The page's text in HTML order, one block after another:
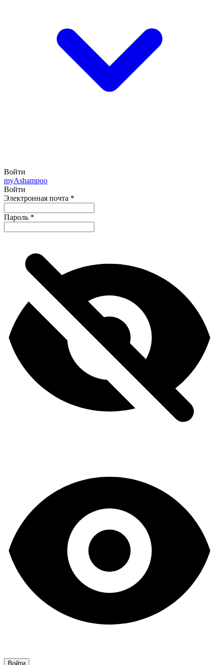
Войти
myAshampoo
Войти
Электронная почта *
Пароль *
Войти